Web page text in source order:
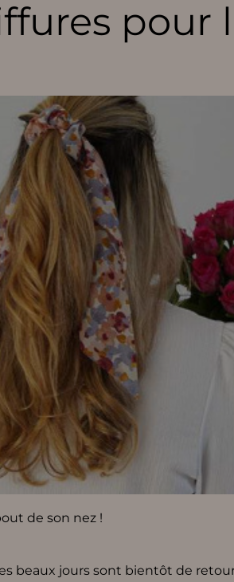
pour
de son nez !
beaux jours sont bientôt de